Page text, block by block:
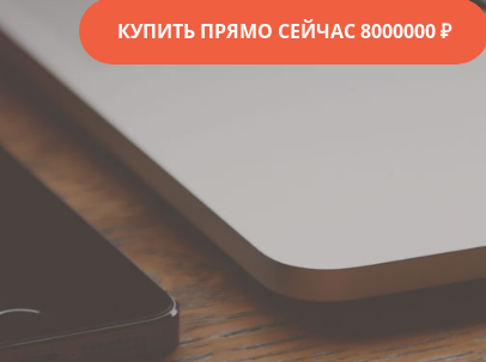
КУПИТЬ ПРЯМО СЕЙЧАС 8000000 ₽